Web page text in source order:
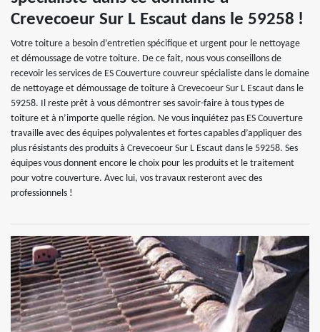
Crevecoeur Sur L Escaut dans le 59258 !
Votre toiture a besoin d’entretien spécifique et urgent pour le nettoyage
et démoussage de votre toiture. De ce fait, nous vous conseillons de
recevoir les services de ES Couverture couvreur spécialiste dans le domaine
de nettoyage et démoussage de toiture à Crevecoeur Sur L Escaut dans le
59258. Il reste prêt à vous démontrer ses savoir-faire à tous types de
toiture et à n’importe quelle région. Ne vous inquiétez pas ES Couverture
travaille avec des équipes polyvalentes et fortes capables d’appliquer des
plus résistants des produits à Crevecoeur Sur L Escaut dans le 59258. Ses
équipes vous donnent encore le choix pour les produits et le traitement
pour votre couverture. Avec lui, vos travaux resteront avec des
professionnels !